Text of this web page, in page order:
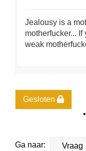
Jealousy is a
motherfucker...
weak
Gesloten
Ga naar: